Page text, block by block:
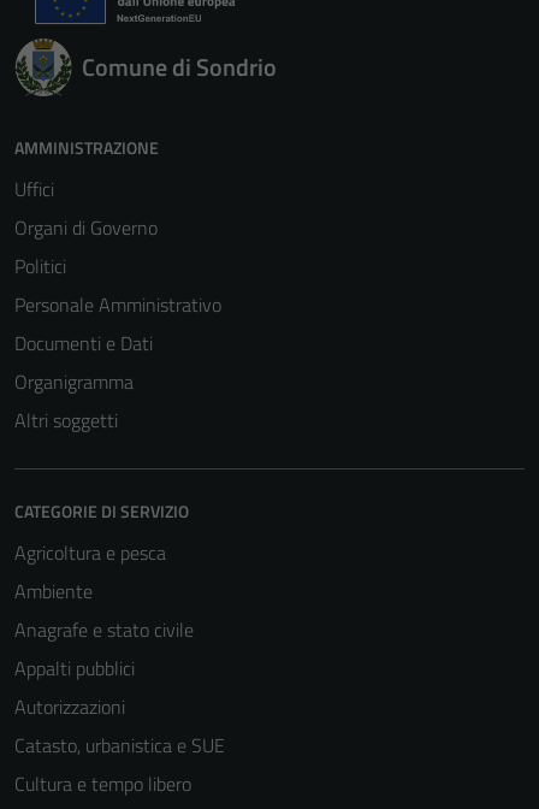
Comune di Sondrio
AMMINISTRAZIONE
Uffici
Organi di Governo
Politici
Personale Amministrativo
Documenti e Dati
Organigramma
Altri soggetti
CATEGORIE DI SERVIZIO
Agricoltura e pesca
Ambiente
Anagrafe e stato civile
Appalti pubblici
Autorizzazioni
Catasto, urbanistica e SUE
Cultura e tempo libero